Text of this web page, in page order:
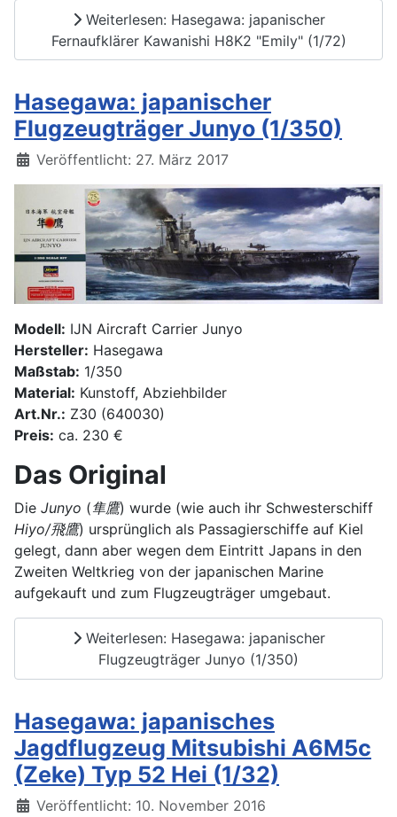
Weiterlesen: Hasegawa: japanischer
Fernaufklärer Kawanishi H8K2 "Emily" (1/72)
Hasegawa: japanischer
Flugzeugträger Junyo (1/350)
Details
Veröffentlicht: 27. März 2017
Modell: IJN Aircraft Carrier Junyo
Hersteller: Hasegawa
Maßstab: 1/350
Material: Kunstoff, Abziehbilder
Art.Nr.: Z30 (640030)
Preis: ca. 230 €
Das Original
Die Junyo (隼鷹) wurde (wie auch ihr Schwesterschiff
Hiyo/飛鷹) ursprünglich als Passagierschiffe auf Kiel
gelegt, dann aber wegen dem Eintritt Japans in den
Zweiten Weltkrieg von der japanischen Marine
aufgekauft und zum Flugzeugträger umgebaut.
Weiterlesen: Hasegawa: japanischer
Flugzeugträger Junyo (1/350)
Hasegawa: japanisches
Jagdflugzeug Mitsubishi A6M5c
(Zeke) Typ 52 Hei (1/32)
Details
Veröffentlicht: 10. November 2016